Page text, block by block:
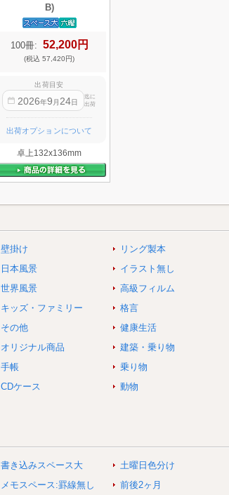
B)
100冊: 52,200円
(税込 57,420円)
出荷目安
2026年9 月 24日
迄に
出荷
出荷オプションについて
卓上132x136mm
壁掛け リング製本
日本風景 イラスト無し
世界風景 高級フィルム
キッズ・ファミリー 格言
その他 健康生活
オリジナル商品 建築・乗り物
手帳 乗り物
CDケース 動物
書き込みスペース大 土曜日色分け
メモスペース:罫線無し 前後2ヶ月